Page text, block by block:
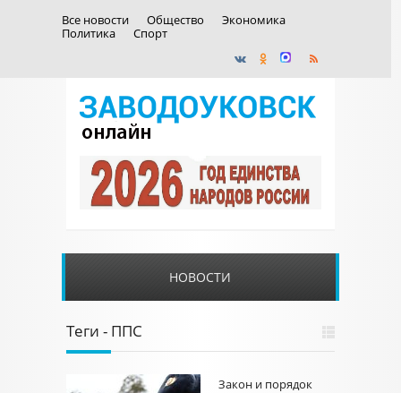
Все новости Общество
Экономика
Политика
Спорт
НОВОСТИ
Теги - ППС
Закон и порядок